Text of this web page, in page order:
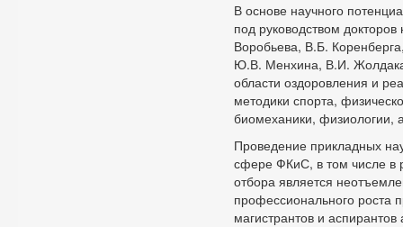
В основе научного
под руководством
Воробьева, В.Б.
Ю.В. Менхина, В.И. Жолдака
области оздоровления и
методики спорта,
биомеханики, физиологии,
Проведение прикладных
сфере ФКиС, в том числе в
отбора является
профессионального роста
магистрантов и